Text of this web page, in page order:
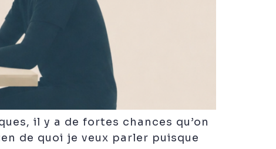
il y a de fortes chances qu’on
de quoi je veux parler puisque